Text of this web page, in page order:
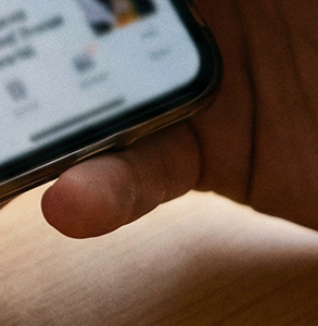
培训
高端半导体主系统及二次配质量安全咨询
供应链管理咨询
成本管理与咨询
开发前服/规划设计
出海企业
房地产
建